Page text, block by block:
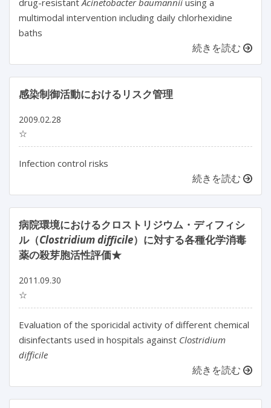
drug-resistantAcinetobacter baumannii using a
multimodal intervention including daily chlorhexidine
baths
続きを読む
感染制御活動におけるリスク管理
2009.02.28
☆
Infection control risks
続きを読む
病院環境におけるクロストリジウム・ディフィシ
ル（Clostridium difficile）に対する各種化学消毒
薬の殺芽胞活性評価★
2011.09.30
☆
Evaluation of the sporicidal activity of different chemical
disinfectants used in hospitals against Clostridium
difficile
続きを読む